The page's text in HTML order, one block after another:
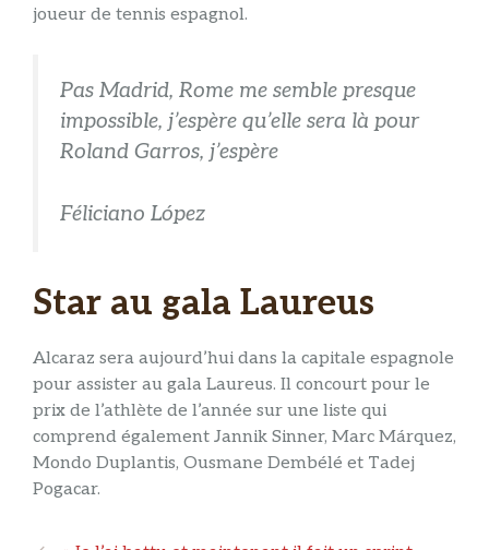
joueur de tennis espagnol.
Pas Madrid, Rome me semble presque
impossible, j’espère qu’elle sera là pour
Roland Garros, j’espère
Féliciano López
Star au gala Laureus
Alcaraz sera aujourd’hui dans la capitale espagnole
pour assister au gala Laureus. Il concourt pour le
prix de l’athlète de l’année sur une liste qui
comprend également Jannik Sinner, Marc Márquez,
Mondo Duplantis, Ousmane Dembélé et Tadej
Pogacar.